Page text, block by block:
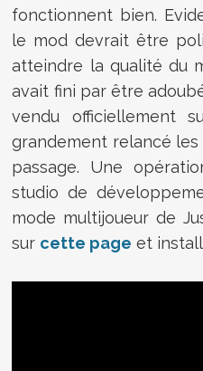
fonctionnent bien.
le mod devrait être
atteindre la qualité du
avait fini par être
vendu officiellement
grandement relancé
passage. Une
studio de
mode multijoueur de
sur cette page et